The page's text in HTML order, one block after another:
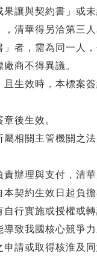
讓與契約書」或
清華得另洽第三
者，需為同一人
商不得異議。
生效時，本標案
後生效。
相關主管機關之
辦理與支付，清
契約生效日起負擔
行實施或授權或
致我國核心競爭
請或取得核淮及同